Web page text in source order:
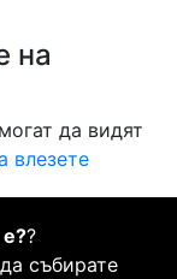
на
да видят
влезете
?
събирате